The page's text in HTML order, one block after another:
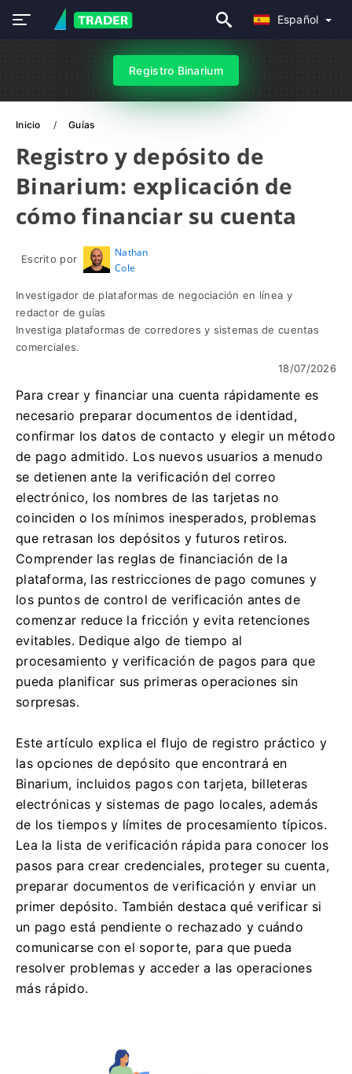
Español
Registro Binarium
Inicio Guías
Registro y depósito de
Binarium: explicación de
cómo financiar su cuenta
Escrito por
Nathan
Cole
Investigador de plataformas de negociación en línea y
redactor de guías
Investiga plataformas de corredores y sistemas de cuentas
comerciales.
18/07/2026
Para crear y financiar una cuenta rápidamente es
necesario preparar documentos de identidad,
confirmar los datos de contacto y elegir un método
de pago admitido. Los nuevos usuarios a menudo
se detienen ante la verificación del correo
electrónico, los nombres de las tarjetas no
coinciden o los mínimos inesperados, problemas
que retrasan los depósitos y futuros retiros.
Comprender las reglas de financiación de la
plataforma, las restricciones de pago comunes y
los puntos de control de verificación antes de
comenzar reduce la fricción y evita retenciones
evitables. Dedique algo de tiempo al
procesamiento y verificación de pagos para que
pueda planificar sus primeras operaciones sin
sorpresas.
Este artículo explica el flujo de registro práctico y
las opciones de depósito que encontrará en
Binarium, incluidos pagos con tarjeta, billeteras
electrónicas y sistemas de pago locales, además
de los tiempos y límites de procesamiento típicos.
Lea la lista de verificación rápida para conocer los
pasos para crear credenciales, proteger su cuenta,
preparar documentos de verificación y enviar un
primer depósito. También destaca qué verificar si
un pago está pendiente o rechazado y cuándo
comunicarse con el soporte, para que pueda
resolver problemas y acceder a las operaciones
más rápido.